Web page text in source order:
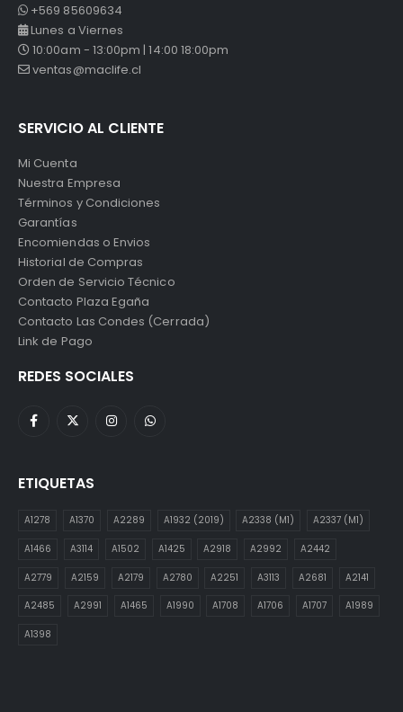
+569 85609634
Lunes a Viernes
10:00am - 13:00pm | 14:00 18:00pm
ventas@maclife.cl
SERVICIO AL CLIENTE
Mi Cuenta
Nuestra Empresa
Términos y Condiciones
Garantías
Encomiendas o Envios
Historial de Compras
Orden de Servicio Técnico
Contacto Plaza Egaña
Contacto Las Condes (Cerrada)
Link de Pago
REDES SOCIALES
ETIQUETAS
A1278 A1370 A2289 A1932 (2019) A2338 (M1) A2337 (M1)
A1466 A3114 A1502 A1425 A2918 A2992 A2442
A2779 A2159 A2179 A2780 A2251 A3113 A2681 A2141
A2485 A2991 A1465 A1990 A1708 A1706 A1707 A1989
A1398